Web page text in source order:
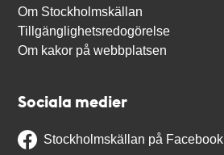
Om Stockholmskällan
Tillgänglighetsredogörelse
Om kakor på webbplatsen
Sociala medier
Stockholmskällan på Facebook